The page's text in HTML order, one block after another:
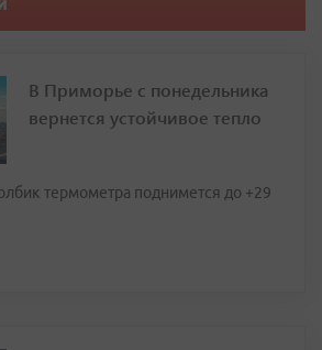
В Приморье с понедельника
вернется устойчивое тепло
термометра поднимется до +29